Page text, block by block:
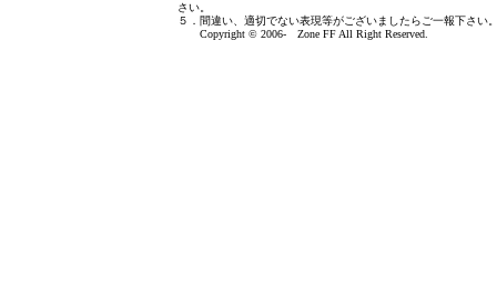
さい。
５．間違い、適切でない表現等がございましたら ご一報下さい
Copyright © 2006- Zone FF All Right Reserved.